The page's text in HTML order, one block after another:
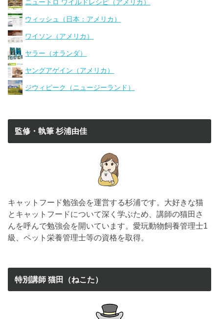
ニュートロ ワイルドレシピ（アメリカ）
ウィッシュ（日本：アメリカ）
ワイソン（アメリカ）
ヤラー（オランダ）
ヤングアゲイン（アメリカ）
ジウィピーク（ニュージーランド）
監修・執筆 杉浦由佳
キャットフード勉強会を運営する杉浦です。大好きな猫
とキャットフードについて深く学ぶため、講師の猫田さ
んを呼んで勉強会を開いています。愛玩動物飼養管理士1
級、ペット栄養管理士等の資格を取得。
特別講師 猫田（ねこた）